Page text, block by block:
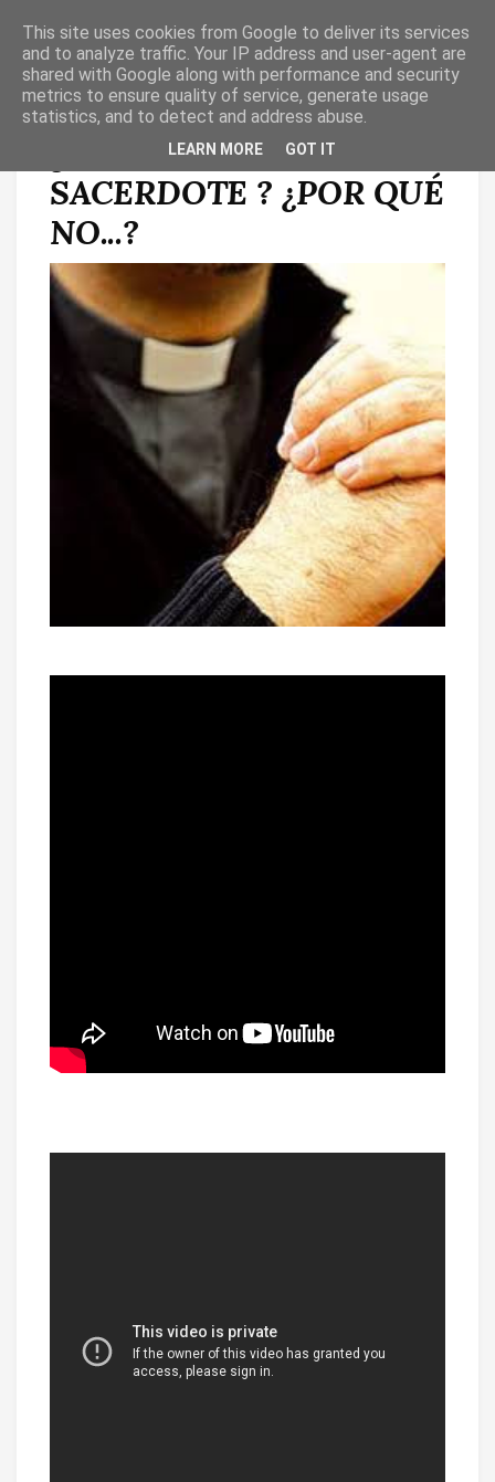
T
O
G
¿ POR QUÉ NO SER
SACERDOTE ? ¿POR QUÉ
NO...?
This site uses cookies from Google to deliver its services
and to analyze traffic. Your IP address and user-agent are
shared with Google along with performance and security
metrics to ensure quality of service, generate usage
statistics, and to detect and address abuse.
LEARN MORE GOT IT